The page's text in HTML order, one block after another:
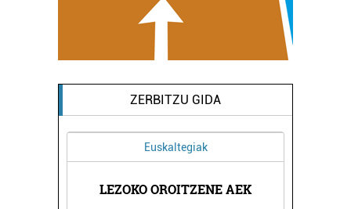
ZERBITZU GIDA
Euskaltegiak
LEZOKO OROITZENE AEK